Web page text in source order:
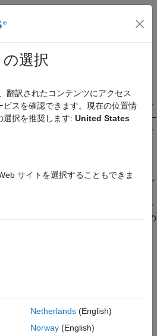
ナビゲーション メ
変換
するビット数は、表示する"スクリーン
。スクリーン ビット深度は、"スクリー
定します。これは、いくつの色を作成で
。
使います。中には、使用するスクリーン
ステムもあります。一般に、24 ビッ
結果を出力します。より低いスクリーン
ある場合、16 ビットの方が、8 ビットの
ます。しかし、16 ビット表示は、次
ション カラーが細かすぎて、16 ビット
みを使用できます。主にグレースケー
る場合、8 ビット表示モードでは 256
選択
翻訳されたコンテンツにアクセス
ビスを確認できます。現在の位置情
選択を推奨します: United States
サイトを選択することもできま
Netherlands(English)
Norway(English)